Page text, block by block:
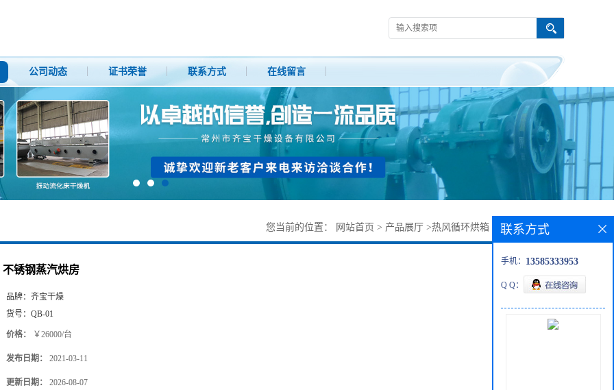
公司动态 证书荣誉 联系方式 在线留言
您当前的位置： 网站首页 > 产品展厅 >热风循环烘箱 不锈钢蒸汽烘房
不锈钢蒸汽烘房
品牌： 齐宝干燥
货号： QB-01
价格： ￥26000/台
发布日期： 2021-03-11
更新日期： 2026-08-07
联系方式
手机： 13585333953
Q Q：